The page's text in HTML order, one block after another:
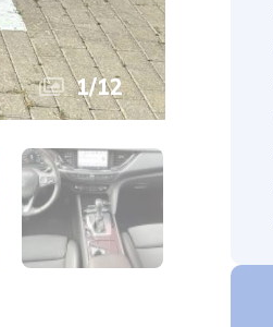
1/12